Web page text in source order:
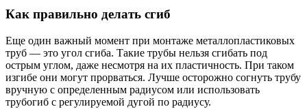
Как правильно делать сгиб
Еще один важный момент при монтаже металлопластиковых
труб — это угол сгиба. Такие трубы нельзя сгибать под
острым углом, даже несмотря на их пластичность. При таком
изгибе они могут прорваться. Лучше осторожно согнуть трубу
вручную с определенным радиусом или использовать
трубогиб с регулируемой дугой по радиусу.